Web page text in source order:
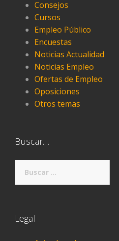
Consejos
Cursos
Empleo Público
Encuestas
Noticias Actualidad
Noticias Empleo
Ofertas de Empleo
Oposiciones
Otros temas
Buscar…
Legal